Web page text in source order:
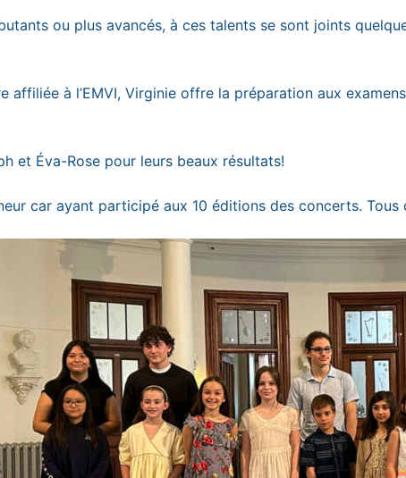
ou plus avancés, à ces talents se sont joints
affiliée à l’EMVI, Virginie offre la préparation aux
et Éva-Rose pour leurs beaux résultats!
car ayant participé aux 10 éditions des concerts.